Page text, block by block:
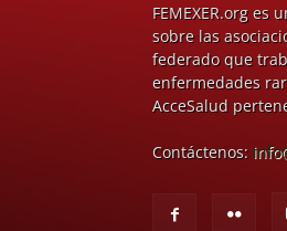
FEMEXER.org es
sobre las
federado que
enfermedades
AcceSalud
Contáctenos: